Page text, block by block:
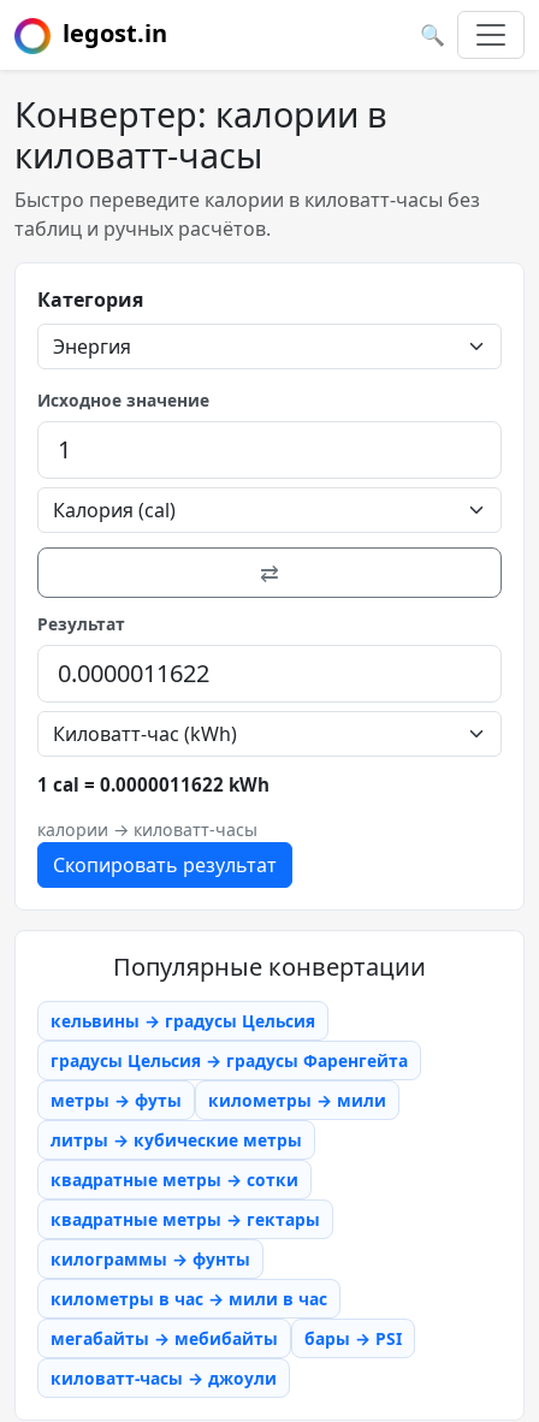
legost.in 🔍
Конвертер: калории в
киловатт-часы
Быстро переведите калории в киловатт-часы без
таблиц и ручных расчётов.
Категория
Исходное значение
⇄
Результат
1 cal = 0.0000011622 kWh
калории → киловатт-часы
Скопировать результат
Популярные конвертации
кельвины → градусы Цельсия
градусы Цельсия → градусы Фаренгейта
метры → футы
километры → мили
литры → кубические метры
квадратные метры → сотки
квадратные метры → гектары
килограммы → фунты
километры в час → мили в час
мегабайты → мебибайты
бары → PSI
киловатт-часы → джоули